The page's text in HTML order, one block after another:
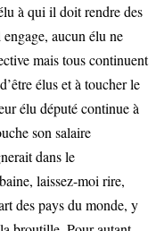
à qui il doit rendre des
aucun élu ne
mais tous continuent
élus et à toucher le
élu député continue à
son salaire
dans le
laissez-moi rire,
des pays du monde, y